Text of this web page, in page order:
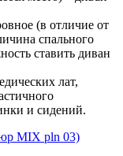
(в отличие от
спального
ставить диван
лат,
и сидений.